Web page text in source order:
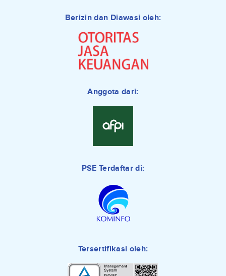
Berizin dan Diawasi oleh:
Anggota dari:
PSE Terdaftar di:
Tersertifikasi oleh: